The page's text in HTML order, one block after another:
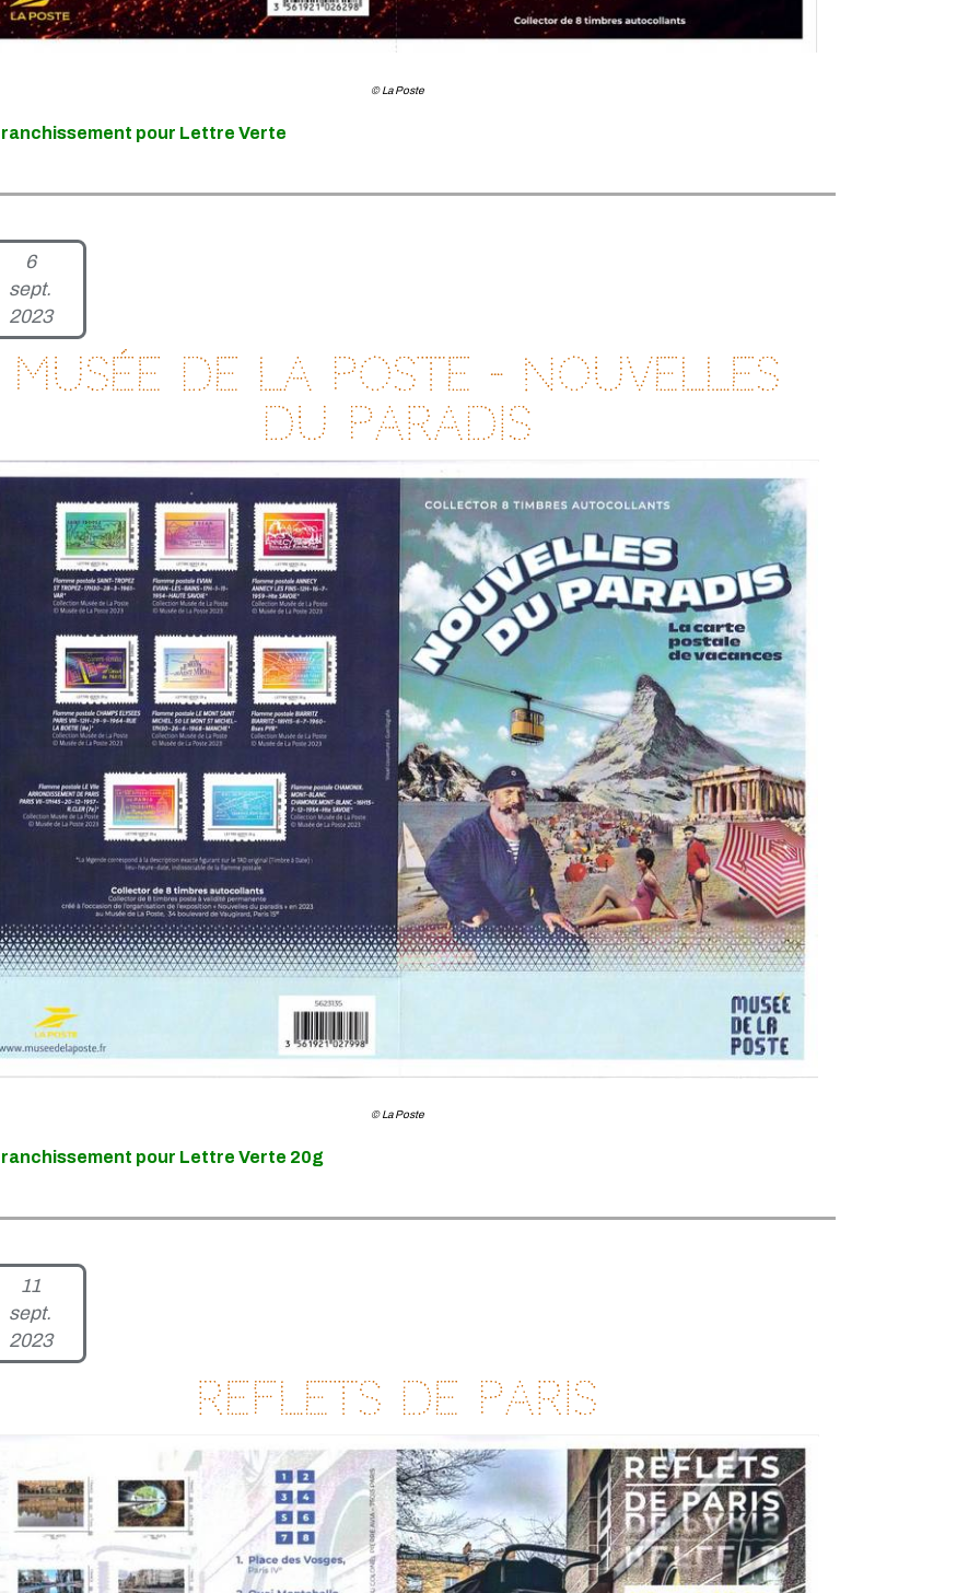
© La Poste
pour Lettre Verte
6
sept.
2023
Musée de la Poste - Nouvelles
du Paradis
© La Poste
pour Lettre Verte 20g
11
sept.
2023
Reflets de Paris